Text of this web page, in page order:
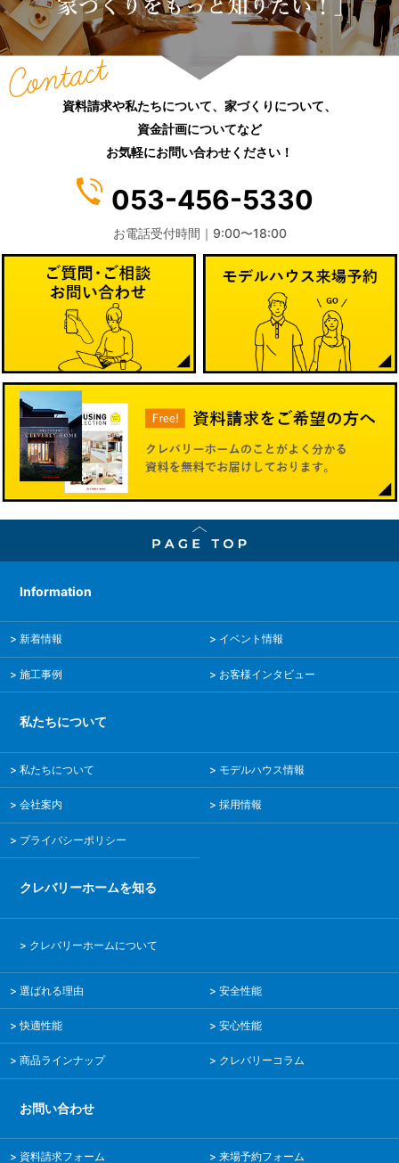
2019年11月
(7)
2019年10月
2019年9月
2019年8月
2019年7月
(8)
2019年6月
(6)
2019年5月
2019年3月
(5)
資料請求や私たちについて、家づくりについて、
資金計画についてなど
お気軽にお問い合わせください！
053-456-5330
お電話受付時間｜9:00〜18:00
Information
新着情報 イベント情報
施工事例 お客様インタビュー
私たちについて
私たちについて モデルハウス情報
会社案内 採用情報
プライバシーポリシー
クレバリーホームを知る
クレバリーホームについて
選ばれる理由 安全性能
快適性能 安心性能
商品ラインナップ クレバリーコラム
お問い合わせ
資料請求フォーム 来場予約フォーム